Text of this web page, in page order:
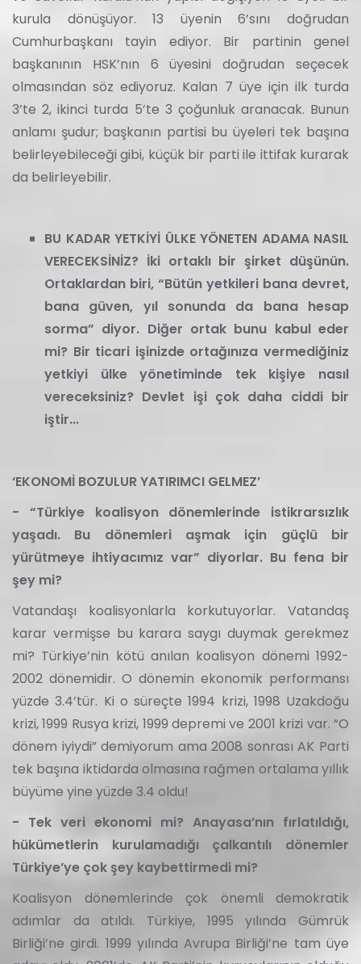
kurula dönüşüyor. 13 üyenin 6’sını doğrudan
Cumhurbaşkanı tayin ediyor. Bir partinin genel
başkanının HSK’nın 6 üyesini doğrudan seçecek
olmasından söz ediyoruz. Kalan 7 üye için ilk turda
3’te 2, ikinci turda 5’te 3 çoğunluk aranacak. Bunun
anlamı şudur; başkanın partisi bu üyeleri tek başına
belirleyebileceği gibi, küçük bir parti ile ittifak kurarak
da belirleyebilir.
BU KADAR YETKİYİ ÜLKE YÖNETEN ADAMA NASIL
VERECEKSİNİZ? İki ortaklı bir şirket düşünün.
Ortaklardan biri, “Bütün yetkileri bana devret,
bana güven, yıl sonunda da bana hesap
sorma” diyor. Diğer ortak bunu kabul eder
mi? Bir ticari işinizde ortağınıza vermediğiniz
yetkiyi ülke yönetiminde tek kişiye nasıl
vereceksiniz? Devlet işi çok daha ciddi bir
iştir...
‘EKONOMİ BOZULUR YATIRIMCI GELMEZ’
- “Türkiye koalisyon dönemlerinde istikrarsızlık
yaşadı. Bu dönemleri aşmak için güçlü bir
yürütmeye ihtiyacımız var” diyorlar. Bu fena bir
şey mi?
Vatandaşı koalisyonlarla korkutuyorlar. Vatandaş
karar vermişse bu karara saygı duymak gerekmez
mi? Türkiye’nin kötü anılan koalisyon dönemi 1992-
2002 dönemidir. O dönemin ekonomik performansı
yüzde 3.4’tür. Ki o süreçte 1994 krizi, 1998 Uzakdoğu
krizi, 1999 Rusya krizi, 1999 depremi ve 2001 krizi var. “O
dönem iyiydi” demiyorum ama 2008 sonrası AK Parti
tek başına iktidarda olmasına rağmen ortalama yıllık
büyüme yine yüzde 3.4 oldu!
- Tek veri ekonomi mi? Anayasa’nın fırlatıldığı,
hükümetlerin kurulamadığı çalkantılı dönemler
Türkiye’ye çok şey kaybettirmedi mi?
Koalisyon dönemlerinde çok önemli demokratik
adımlar da atıldı. Türkiye, 1995 yılında Gümrük
Birliği’ne girdi. 1999 yılında Avrupa Birliği’ne tam üye